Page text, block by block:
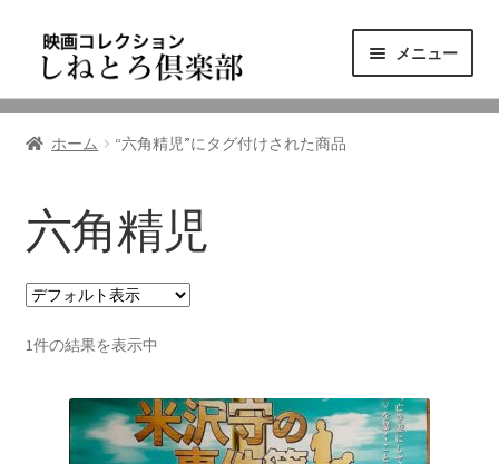
ゲ
シ
へ
キ
プ
テ
ツ
キ
プ
メニュー
ニュース
東三河の映画館
しねとろ倶楽部について
リンクの旅
ホーム “六角精児”にタグ付けされた商品
六角精児
1件の結果を表示中